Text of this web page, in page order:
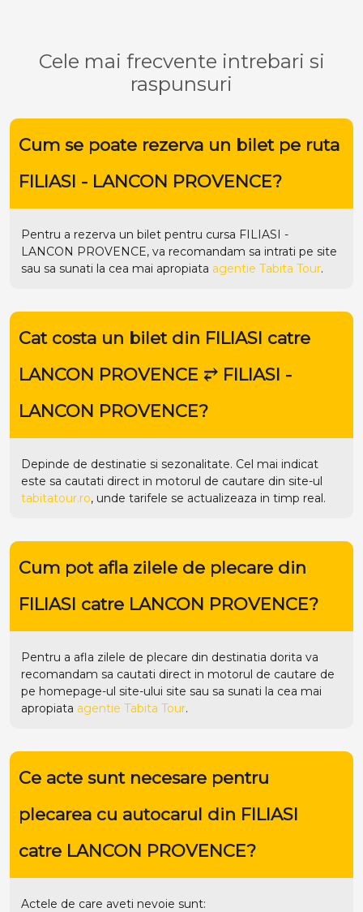
Cele mai frecvente intrebari si
raspunsuri
Cum se poate rezerva un bilet pe ruta
FILIASI - LANCON PROVENCE?
Pentru a rezerva un bilet pentru cursa FILIASI -
LANCON PROVENCE, va recomandam sa intrati pe site
sau sa sunati la cea mai apropiata agentie Tabita Tour.
Cat costa un bilet din FILIASI catre
LANCON PROVENCE ⥂ FILIASI -
LANCON PROVENCE?
Depinde de destinatie si sezonalitate. Cel mai indicat
este sa cautati direct in motorul de cautare din site-ul
tabitatour.ro, unde tarifele se actualizeaza in timp real.
Cum pot afla zilele de plecare din
FILIASI catre LANCON PROVENCE?
Pentru a afla zilele de plecare din destinatia dorita va
recomandam sa cautati direct in motorul de cautare de
pe homepage-ul site-ului site sau sa sunati la cea mai
apropiata agentie Tabita Tour.
Ce acte sunt necesare pentru
plecarea cu autocarul din FILIASI
catre LANCON PROVENCE?
Actele de care aveti nevoie sunt: